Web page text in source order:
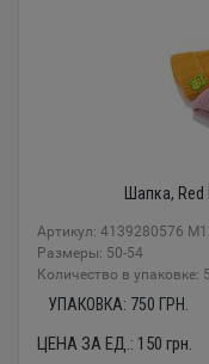
Шапка, Red
Артикул: 4139280576
Размеры: 50-54
Количество в упаковке: 5
УПАКОВКА: 750 ГРН.
ЦЕНА ЗА ЕД.: 150 грн.